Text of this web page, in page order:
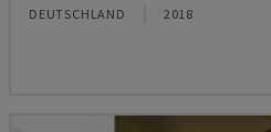
DEUTSCHLAND 2018